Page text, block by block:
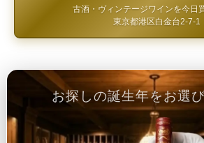
古酒・ヴィンテージワインを今日
東京都港区白金台2-7-1
お探しの誕生年をお選